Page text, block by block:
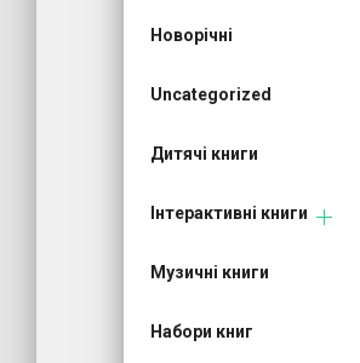
Новорічні
Uncategorized
Дитячі книги
Інтерактивні книги
Музичні книги
Набори книг